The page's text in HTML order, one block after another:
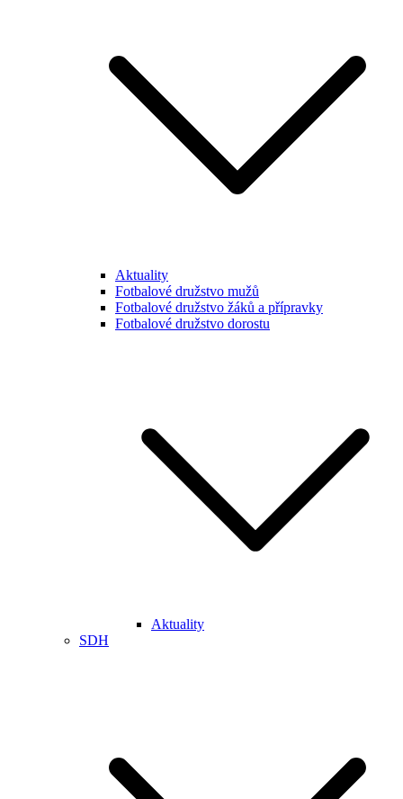
Aktuality
Fotbalové družstvo mužů
Fotbalové družstvo žáků a přípravky
Fotbalové družstvo dorostu
Aktuality
SDH